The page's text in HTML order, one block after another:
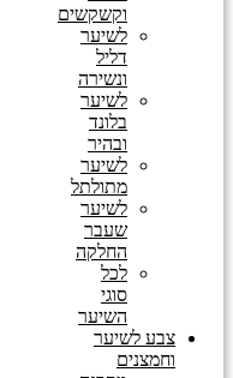
וקשקשים
לשיער
דליל
ונשירה
לשיער
בלונד
ובהיר
לשיער
מתולתל
לשיער
שעבר
החלקה
לכל
סוגי
השיער
צבע לשיער
וחמצנים